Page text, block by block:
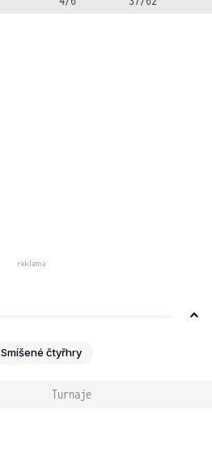
Smíšené čtyřhry
Turnaje